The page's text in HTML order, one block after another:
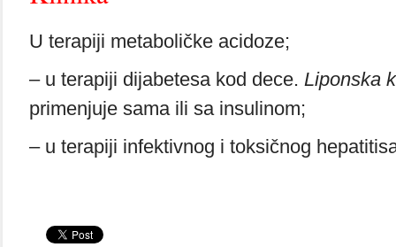
U terapiji metaboličke acidoze;
– u terapiji dijabetesa kod dece. Liponska
primenjuje sama ili sa insulinom;
– u terapiji infektivnog i toksičnog